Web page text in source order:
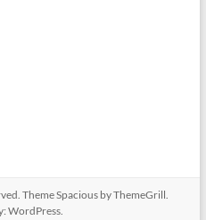
ThemeSpacious by ThemeGrill.
WordPress.